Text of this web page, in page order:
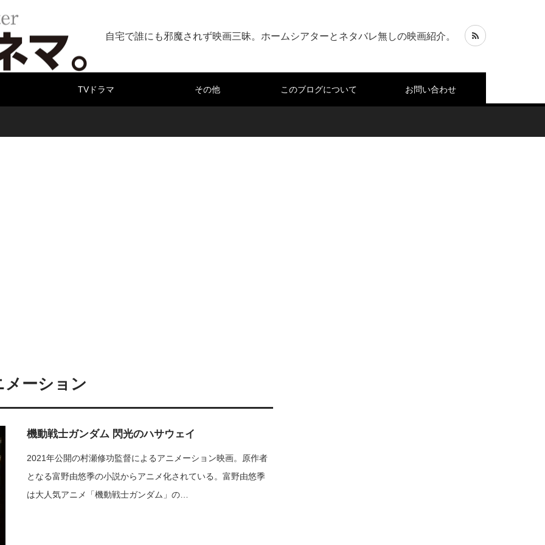
自宅で誰にも邪魔されず映画三昧。ホームシアターとネタバレ無しの映画紹介。
TVドラマ その他 このブログについて お問い合わせ
メーション
機動戦士ガンダム 閃光のハサウェイ
2021年公開の村瀬修功監督によるアニメーション映画。原作者
となる富野由悠季の小説からアニメ化されている。富野由悠季
は大人気アニメ「機動戦士ガンダム」の…